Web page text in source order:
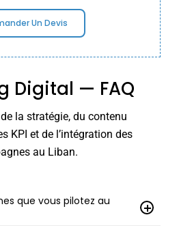
Un Devis
Digital — FAQ
la stratégie, du contenu
KPI et de l’intégration des
au Liban.
que vous pilotez au